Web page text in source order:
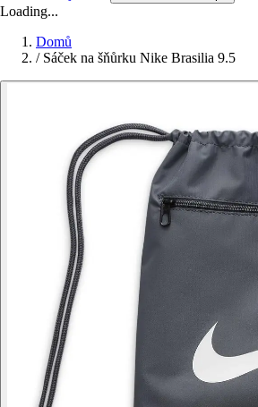
Loading...
Domů
/ Sáček na šňůrku Nike Brasilia 9.5